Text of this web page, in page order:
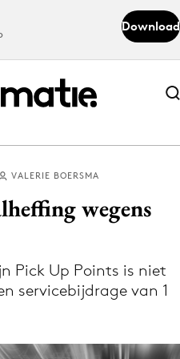
Download
Abonneer nu
Abonneer nu
via de Adformatie
app
VALERIE BOERSMA
wegens
Pick Up Points is niet
servicebijdrage van 1